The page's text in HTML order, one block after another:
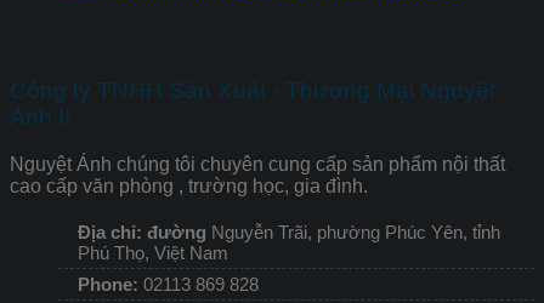
Công ty TNHH Sản Xuất - Thương Mại Nguyệt
Ánh II
Nguyệt Ánh chúng tôi chuyên cung cấp sản phẩm nội thất
cao cấp văn phòng , trường học, gia đình.
Địa chỉ: đường Nguyễn Trãi, phường Phúc Yên, tỉnh
Phú Thọ, Việt Nam
Phone: 02113 869 828